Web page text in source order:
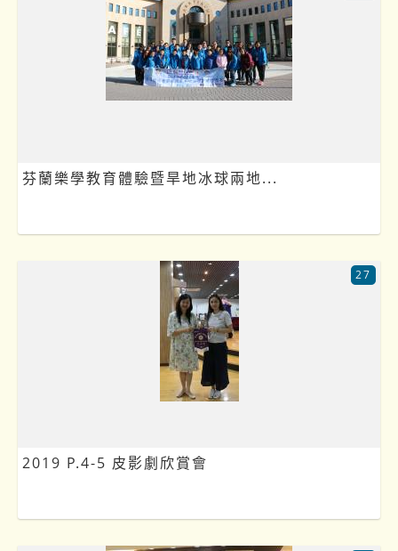
芬蘭樂學教育體驗暨旱地冰球兩地...
2019 P.4-5 皮影劇欣賞會
27